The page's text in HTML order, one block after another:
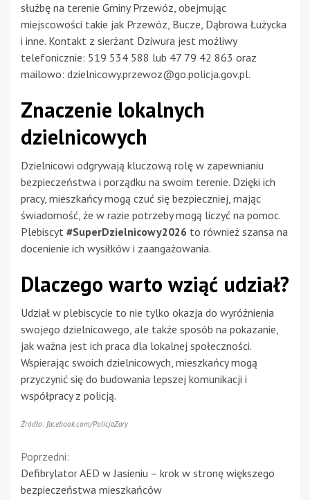
służbę na terenie Gminy Przewóz, obejmując
miejscowości takie jak Przewóz, Bucze, Dąbrowa Łużycka
i inne. Kontakt z sierżant Dziwura jest możliwy
telefonicznie: 519 534 588 lub 47 79 42 863 oraz
mailowo: dzielnicowy.przewoz@go.policja.gov.pl.
Znaczenie lokalnych
dzielnicowych
Dzielnicowi odgrywają kluczową rolę w zapewnianiu
bezpieczeństwa i porządku na swoim terenie. Dzięki ich
pracy, mieszkańcy mogą czuć się bezpieczniej, mając
świadomość, że w razie potrzeby mogą liczyć na pomoc.
Plebiscyt #SuperDzielnicowy2026 to również szansa na
docenienie ich wysiłków i zaangażowania.
Dlaczego warto wziąć udział?
Udział w plebiscycie to nie tylko okazja do wyróżnienia
swojego dzielnicowego, ale także sposób na pokazanie,
jak ważna jest ich praca dla lokalnej społeczności.
Wspierając swoich dzielnicowych, mieszkańcy mogą
przyczynić się do budowania lepszej komunikacji i
współpracy z policją.
Źródło: facebook.com/PolicjaZary
Continue
Reading
Poprzedni:
Defibrylator AED w Jasieniu – krok w stronę większego
bezpieczeństwa mieszkańców